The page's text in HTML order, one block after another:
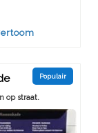
Populair
op straat.